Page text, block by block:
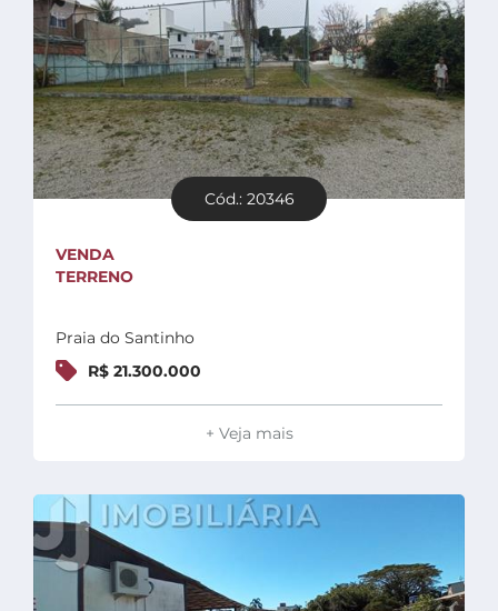
Cód.: 20346
VENDA
TERRENO
Praia do Santinho
R$ 21.300.000
+ Veja mais